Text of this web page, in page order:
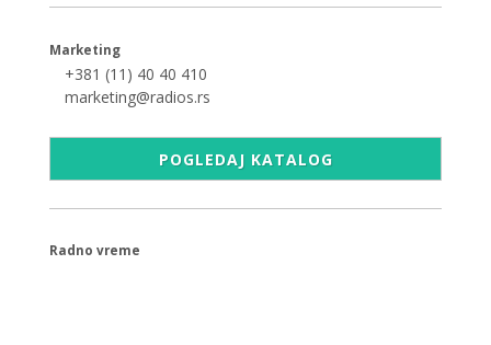
Marketing
+381 (11) 40 40 410
marketing@radios.rs
POGLEDAJ KATALOG
Radno vreme